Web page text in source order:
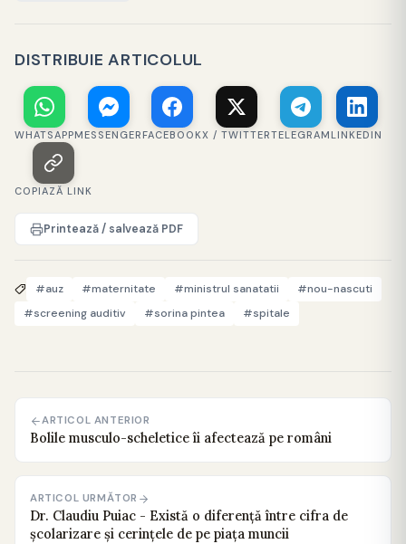
DISTRIBUIE ARTICOLUL
WHATSAPPMESSENGERFACEBOOKX / TWITTERTELEGRAMLINKEDIN
COPIAZĂ LINK
Printează / salvează PDF
#auz #maternitate #ministrul sanatatii
#nou-nascuti
#screening auditiv
#sorina pintea #spitale
ARTICOL ANTERIOR
Bolile musculo-scheletice îi afectează pe români
ARTICOL URMĂTOR
Dr. Claudiu Puiac - Există o diferență între cifra de
școlarizare și cerințele de pe piața muncii